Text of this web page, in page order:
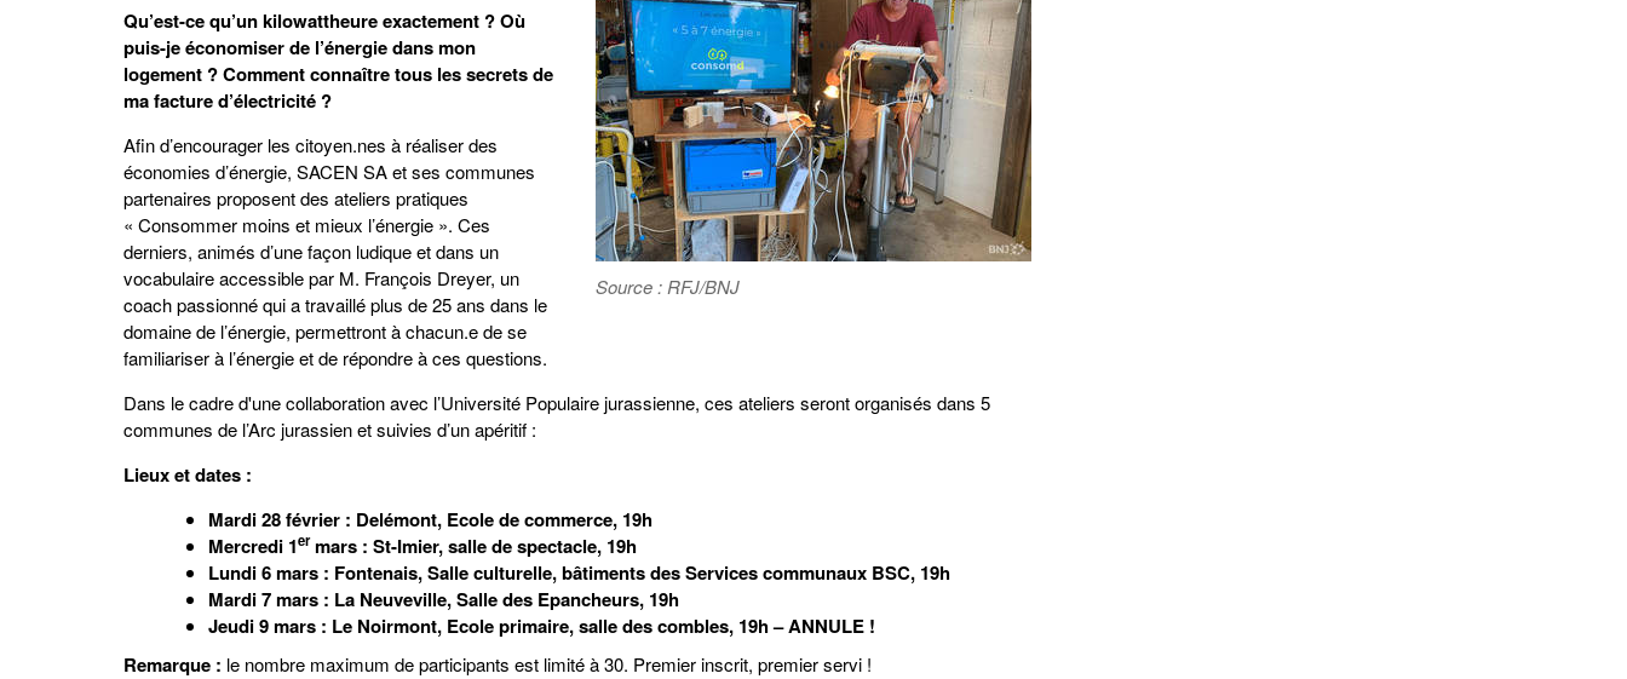
Source : RFJ/BNJ
Qu’est-ce qu’un kilowattheure exactement ? Où
puis-je économiser de l’énergie dans mon
logement ? Comment connaître tous les secrets de
ma facture d’électricité ?
Afin d’encourager les citoyen.nes à réaliser des
économies d’énergie, SACEN SA et ses communes
partenaires proposent des ateliers pratiques
« Consommer moins et mieux l’énergie ». Ces
derniers, animés d’une façon ludique et dans un
vocabulaire accessible par M. François Dreyer, un
coach passionné qui a travaillé plus de 25 ans dans le
domaine de l’énergie, permettront à chacun.e de se
familiariser à l’énergie et de répondre à ces questions.
Dans le cadre d'une collaboration avec l’Université Populaire jurassienne, ces ateliers seront organisés dans 5
communes de l’Arc jurassien et suivies d’un apéritif :
Lieux et dates :
Mardi 28 février : Delémont, Ecole de commerce, 19h
Mercredi 1ermars : St-Imier, salle de spectacle, 19h
Lundi 6 mars : Fontenais, Salle culturelle, bâtiments des Services communaux BSC, 19h
Mardi 7 mars : La Neuveville, Salle des Epancheurs, 19h
Jeudi 9 mars : Le Noirmont, Ecole primaire, salle des combles, 19h – ANNULE !
Remarque : le nombre maximum de participants est limité à 30. Premier inscrit, premier servi !